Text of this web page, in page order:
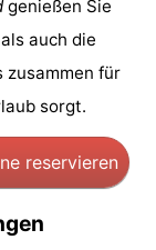
genießen Sie
auch die
zusammen für
sorgt.
reservieren